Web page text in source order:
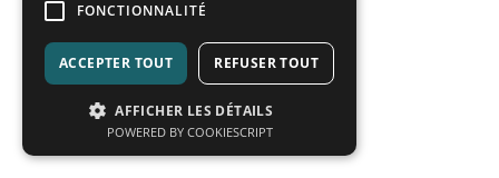
FONCTIONNALITÉ
ACCEPTER TOUT REFUSER TOUT
AFFICHER LES DÉTAILS
POWERED BY COOKIESCRIPT